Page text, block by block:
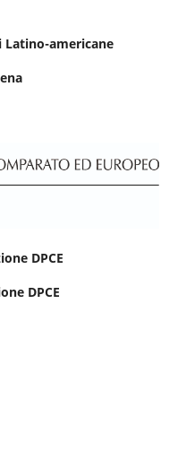
Latino-americane
DPCE
DPCE